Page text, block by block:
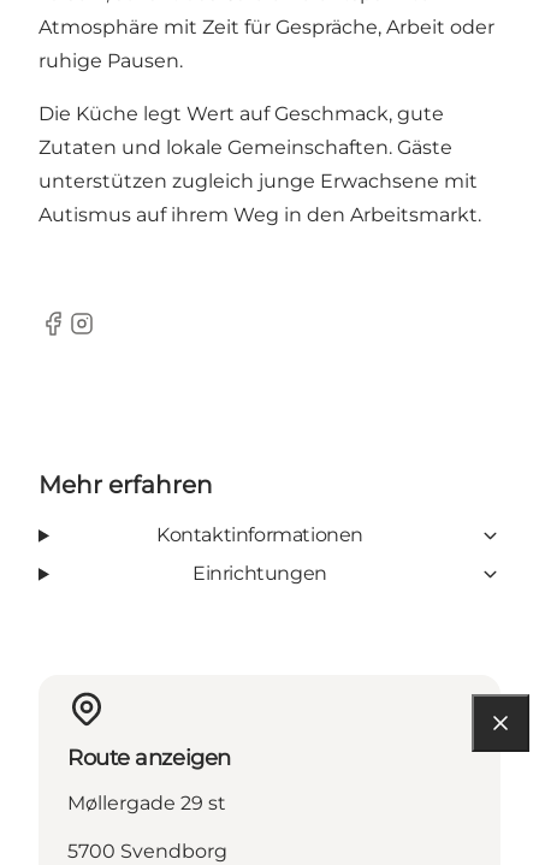
Atmosphäre mit Zeit für Gespräche, Arbeit oder
ruhige Pausen.
Die Küche legt Wert auf Geschmack, gute
Zutaten und lokale Gemeinschaften. Gäste
unterstützen zugleich junge Erwachsene mit
Autismus auf ihrem Weg in den Arbeitsmarkt.
Facebook
Instagram
Mehr erfahren
Kontaktinformationen
Einrichtungen
Route anzeigen
Møllergade 29 st
5700 Svendborg